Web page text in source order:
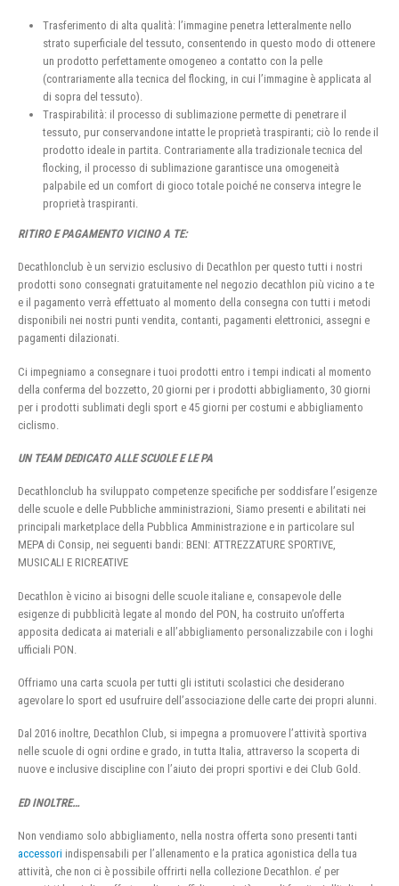
Trasferimento di alta qualità: l’immagine penetra letteralmente nello
strato superficiale del tessuto, consentendo in questo modo di ottenere
un prodotto perfettamente omogeneo a contatto con la pelle
(contrariamente alla tecnica del flocking, in cui l’immagine è applicata al
di sopra del tessuto).
Traspirabilità: il processo di sublimazione permette di penetrare il
tessuto, pur conservandone intatte le proprietà traspiranti; ciò lo rende il
prodotto ideale in partita. Contrariamente alla tradizionale tecnica del
flocking, il processo di sublimazione garantisce una omogeneità
palpabile ed un comfort di gioco totale poiché ne conserva integre le
proprietà traspiranti.
RITIRO E PAGAMENTO VICINO A TE:
Decathlonclub è un servizio esclusivo di Decathlon per questo tutti i nostri
prodotti sono consegnati gratuitamente nel negozio decathlon più vicino a te
e il pagamento verrà effettuato al momento della consegna con tutti i metodi
disponibili nei nostri punti vendita, contanti, pagamenti elettronici, assegni e
pagamenti dilazionati.
Ci impegniamo a consegnare i tuoi prodotti entro i tempi indicati al momento
della conferma del bozzetto, 20 giorni per i prodotti abbigliamento, 30 giorni
per i prodotti sublimati degli sport e 45 giorni per costumi e abbigliamento
ciclismo.
UN TEAM DEDICATO ALLE SCUOLE E LE PA
Decathlonclub ha sviluppato competenze specifiche per soddisfare l’esigenze
delle scuole e delle Pubbliche amministrazioni, Siamo presenti e abilitati nei
principali marketplace della Pubblica Amministrazione e in particolare sul
MEPA di Consip, nei seguenti bandi: BENI: ATTREZZATURE SPORTIVE,
MUSICALI E RICREATIVE
Decathlon è vicino ai bisogni delle scuole italiane e, consapevole delle
esigenze di pubblicità legate al mondo del PON, ha costruito un’offerta
apposita dedicata ai materiali e all’abbigliamento personalizzabile con i loghi
ufficiali PON.
Offriamo una carta scuola per tutti gli istituti scolastici che desiderano
agevolare lo sport ed usufruire dell’associazione delle carte dei propri alunni.
Dal 2016 inoltre, Decathlon Club, si impegna a promuovere l’attività sportiva
nelle scuole di ogni ordine e grado, in tutta Italia, attraverso la scoperta di
nuove e inclusive discipline con l’aiuto dei propri sportivi e dei Club Gold.
ED INOLTRE…
Non vendiamo solo abbigliamento, nella nostra offerta sono presenti tanti
accessori indispensabili per l’allenamento e la pratica agonistica della tua
attività, che non ci è possibile offrirti nella collezione Decathlon. e’ per